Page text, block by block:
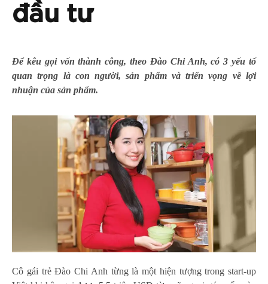
đầu tư
Để kêu gọi vốn thành công, theo Đào Chi Anh, có 3 yếu tố
quan trọng là con người, sản phẩm và triển vọng về lợi
nhuận của sản phẩm.
Cô gái trẻ Đào Chi Anh từng là một hiện tượng trong start-up